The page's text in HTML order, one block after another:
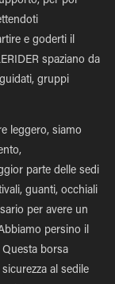
e goderti il
spaziano da
gruppi
leggero, siamo
parte delle sedi
guanti, occhiali
per avere un
persino il
borsa
al sedile